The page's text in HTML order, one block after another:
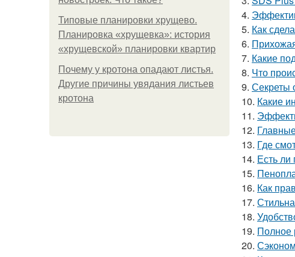
Типовые планировки хрущево.
Планировка «хрущевка»: история
«хрущевской» планировки квартир
Почему у кротона опадают листья.
Другие причины увядания листьев
кротона
4.
5. Как
6.
7. Какие
8. Что
9. Секреты
10. Какие
11.
12.
13. Где
14. Есть ли
15.
16. Как
17.
18.
19. Полное
20.